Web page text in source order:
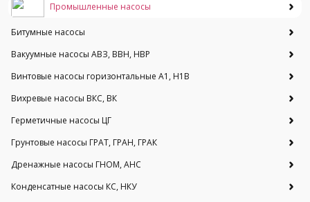
Промышленные насосы
Битумные насосы
Вакуумные насосы АВЗ, ВВН, НВР
Винтовые насосы горизонтальные А1, Н1В
Вихревые насосы ВКС, ВК
Герметичные насосы ЦГ
Грунтовые насосы ГРАТ, ГРАН, ГРАК
Дренажные насосы ГНОМ, АНС
Конденсатные насосы КС, НКУ